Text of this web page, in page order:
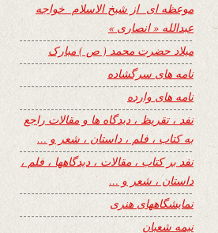
موعظه ای از شیخ الاسلام خواجه
عبدالله « انصاری »
میلاد حضرت محمد ( ص ) مبارک
نامه های سرگشاده
نامه های وارده
نفد ، تقریظ ، دیدگاه ها و مقالات راجع
به کتاب ، فلم ، داستان ، شعر و …
نفد بر کتاب ، مقالات ، دیدگاهها ، فلم ،
داستان ، شعر و …
نمایشگاههای هنری
نیمه شعبان